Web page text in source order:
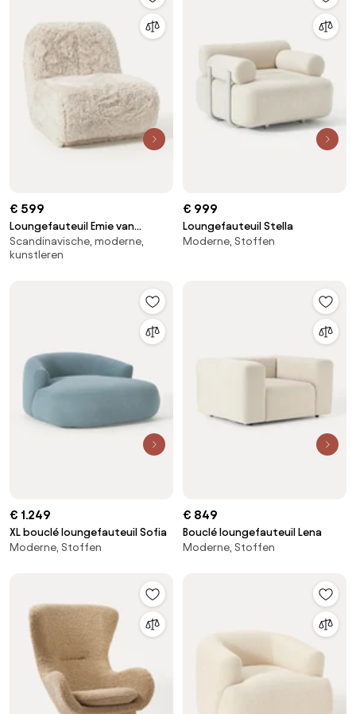
€ 599
Loungefauteuil Emie van
imitatieleer
Scandinavische, moderne,
kunstleren
€ 999
Loungefauteuil Stella
Moderne, Stoffen
€ 1.249
XL bouclé loungefauteuil Sofia
Moderne, Stoffen
€ 849
Bouclé loungefauteuil Lena
Moderne, Stoffen